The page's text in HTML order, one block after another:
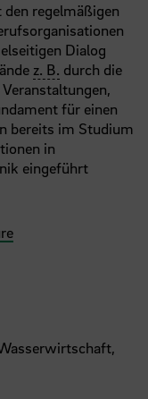
regelmäßigen
Dialog
z. B. durch die
für einen
bereits im Studium
in
eingeführt